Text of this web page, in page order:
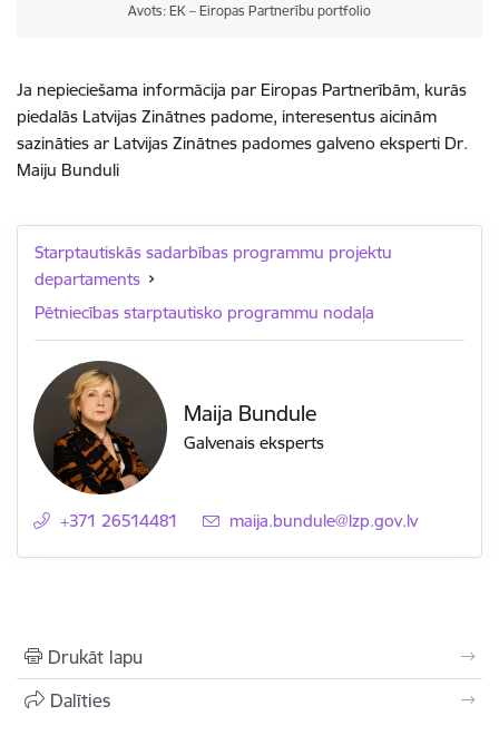
Avots: EK – Eiropas Partnerību portfolio
Ja nepieciešama informācija par Eiropas Partnerībām, kurās
piedalās Latvijas Zinātnes padome, interesentus aicinām
sazināties ar Latvijas Zinātnes padomes galveno eksperti Dr.
Maiju Bunduli
Starptautiskās sadarbības programmu projektu
departaments
Pētniecības starptautisko programmu nodaļa
Maija Bundule
Galvenais eksperts
+371 26514481 E-pasts:
maija.bundule@lzp.gov.lv
Drukāt lapu
Dalīties